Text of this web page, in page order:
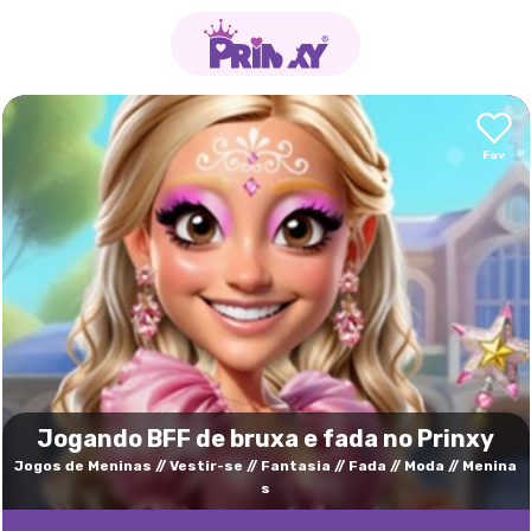
Jogando BFF de bruxa e fada no Prinxy
Jogos de Meninas Vestir-se Fantasia Fada Moda
Menina
s